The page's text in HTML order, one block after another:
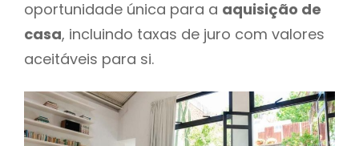
oportunidade única para a aquisição de
casa, incluindo taxas de juro com valores
aceitáveis para si.